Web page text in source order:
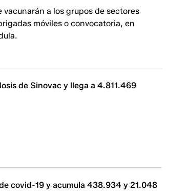
vacunarán a los grupos de sectores
móviles o convocatoria, en
de Sinovac y llega a 4.811.469
covid-19 y acumula 438.934 y 21.048